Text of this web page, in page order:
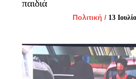
παιδιά
Πολιτική / 13